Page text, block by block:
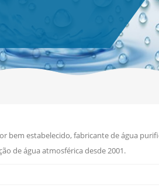
bem estabelecido, fabricante de água
de água atmosférica desde 2001.